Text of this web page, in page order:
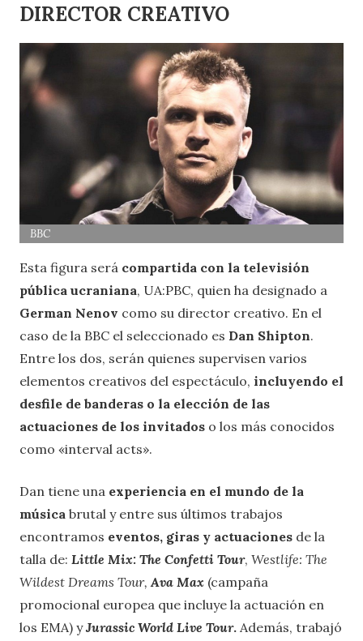
DIRECTOR CREATIVO
BBC
Esta figura será compartida con la televisión
pública ucraniana, UA:PBC, quien ha designado a
German Nenov como su director creativo. En el
caso de la BBC el seleccionado es Dan Shipton.
Entre los dos, serán quienes supervisen varios
elementos creativos del espectáculo, incluyendo el
desfile de banderas o la elección de las
actuaciones de los invitados o los más conocidos
como «interval acts».
Dan tiene una experiencia en el mundo de la
música brutal y entre sus últimos trabajos
encontramos eventos, giras y actuaciones de la
talla de: Little Mix: The Confetti Tour, Westlife: The
Wildest Dreams Tour,Ava Max (campaña
promocional europea que incluye la actuación en
los EMA) yJurassic World Live Tour. Además, trabajó